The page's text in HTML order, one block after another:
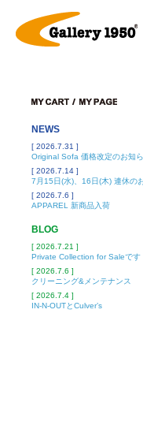
NEWS
[ 2026.7.31 ]
Original Sofa 価格改定のお知
[ 2026.7.14 ]
7月15日(水)、16日(木) 連休の
[ 2026.7.6 ]
APPAREL 新商品入荷
BLOG
[ 2026.7.21 ]
Private Collection for Saleです
[ 2026.7.6 ]
クリーニング&メンテナンス
[ 2026.7.4 ]
IN-N-OUTとCulver’s